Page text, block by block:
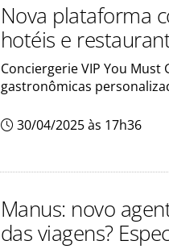
Nova plataforma
hotéis e
Conciergerie VIP You
gastronômicas
30/04/2025 às 17h36
Manus: novo
das viagens?